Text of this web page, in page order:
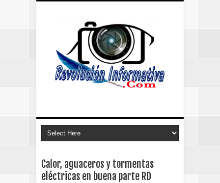
Calor, aguaceros y tormentas
eléctricas en buena parte RD